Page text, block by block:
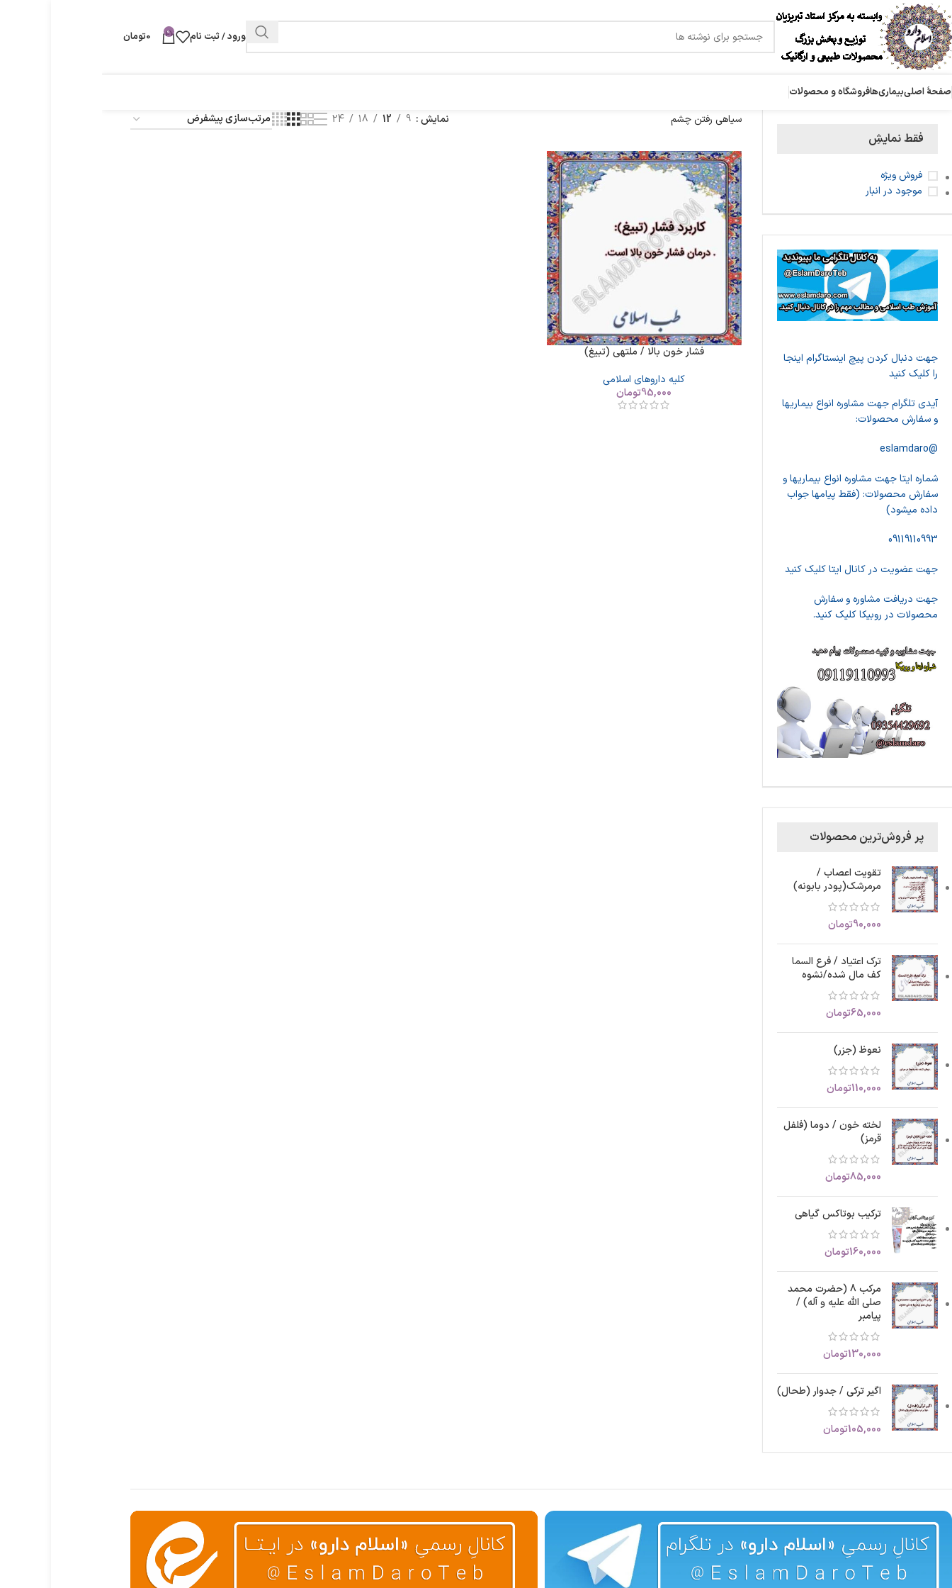
ورود / ثبت نام 0
0تومان
صفحۀ اصلیبیماری‌هافروشگاه و محصولات
فقط نمایشِ
فروش ویژه
موجود در انبار
جهت دنبال کردن پیچ اینستاگرام اینجا
را کلیک کنید
آیدی تلگرام جهت مشاوره انواع بیماریها
و سفارش محصولات:
@eslamdaro
شماره ایتا جهت مشاوره انواع بیماریها و
سفارش محصولات: (فقط پیامها جواب
داده میشود)
09119110993
جهت عضویت در کانال ایتا کلیک کنید
جهت دریافت مشاوره و سفارش
محصولات در روبیکا کلیک کنید.
پر فروش‌ترین محصولات
تقویت اعصاب /
مرمرشک(پودر بابونه)
90,000تومان
ترک اعتیاد / فرع السما
کف مال شده/نشوه
65,000تومان
نعوظ (جزر)
110,000تومان
لخته خون / دوما (فلفل
قرمز)
85,000تومان
ترکیب بوتاکس گیاهی
160,000تومان
مرکب 8 (حضرت محمد
صلی الله علیه و آله) /
پیامبر
130,000تومان
اگیر ترکی / جدوار (طحال)
105,000تومان
سیاهی رفتن چشم نمایش 9
12
18
24
فشار خون بالا / ملتهی (تبیغ)
کلیه داروهای اسلامی
95,000تومان